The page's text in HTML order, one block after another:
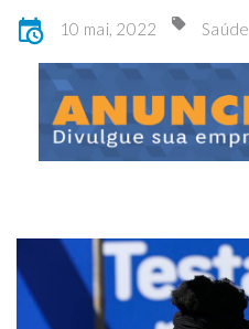
10 mai, 2022 Saúde